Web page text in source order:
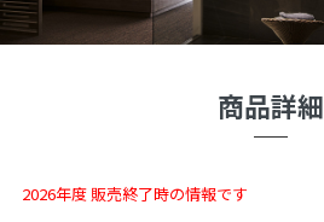
商品詳細
2026年度 販売終了時の情報です